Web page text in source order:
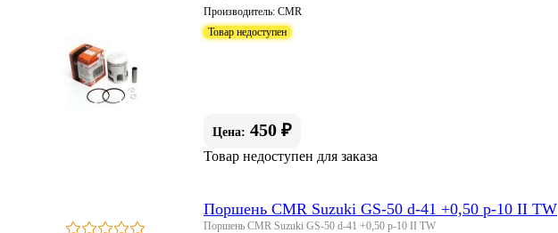
Производитель: CMR
Товар недоступен
Цена: 450 ₽
Товар недоступен для заказа
Поршень CMR Suzuki GS-50 d-41 +0,50 p-10 II TW
Поршень CMR Suzuki GS-50 d-41 +0,50 p-10 II TW